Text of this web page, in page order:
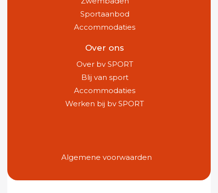
Sportaanbod
Accommodaties
Over ons
Over bv SPORT
Blij van sport
Accommodaties
Werken bij bv SPORT
Algemene voorwaarden